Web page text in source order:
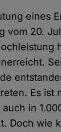
eines
vom 20.
Es ist
in
Doch wie